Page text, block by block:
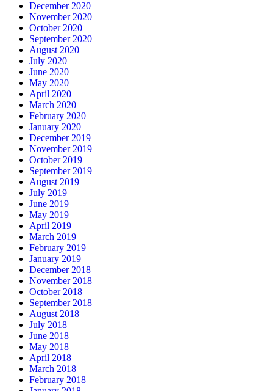
December 2020
November 2020
October 2020
September 2020
August 2020
July 2020
June 2020
May 2020
April 2020
March 2020
February 2020
January 2020
December 2019
November 2019
October 2019
September 2019
August 2019
July 2019
June 2019
May 2019
April 2019
March 2019
February 2019
January 2019
December 2018
November 2018
October 2018
September 2018
August 2018
July 2018
June 2018
May 2018
April 2018
March 2018
February 2018